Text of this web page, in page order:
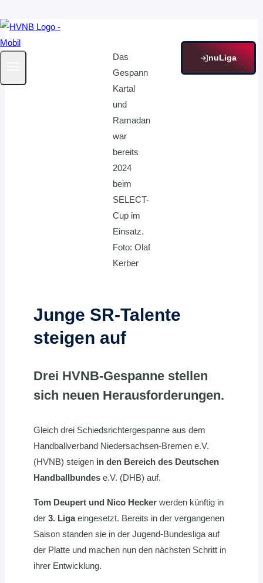
Zum
Inhalt
nuLiga
Das
Gespann
Kartal
und
Ramadan
war
bereits
2024
beim
SELECT-
Cup im
Einsatz.
Foto: Olaf
Kerber
Junge SR-Talente
steigen auf
Drei HVNB-Gespanne stellen
sich neuen Herausforderungen.
Gleich drei Schiedsrichtergespanne aus dem
Handballverband Niedersachsen-Bremen e.V.
(HVNB) steigen in den Bereich des Deutschen
Handballbundes e.V. (DHB) auf.
Tom Deupert und Nico Hecker werden künftig in
der 3. Ligaeingesetzt. Bereits in der vergangenen
Saison standen sie in der Jugend-Bundesliga auf
der Platte und machen nun den nächsten Schritt in
ihrer Entwicklung.